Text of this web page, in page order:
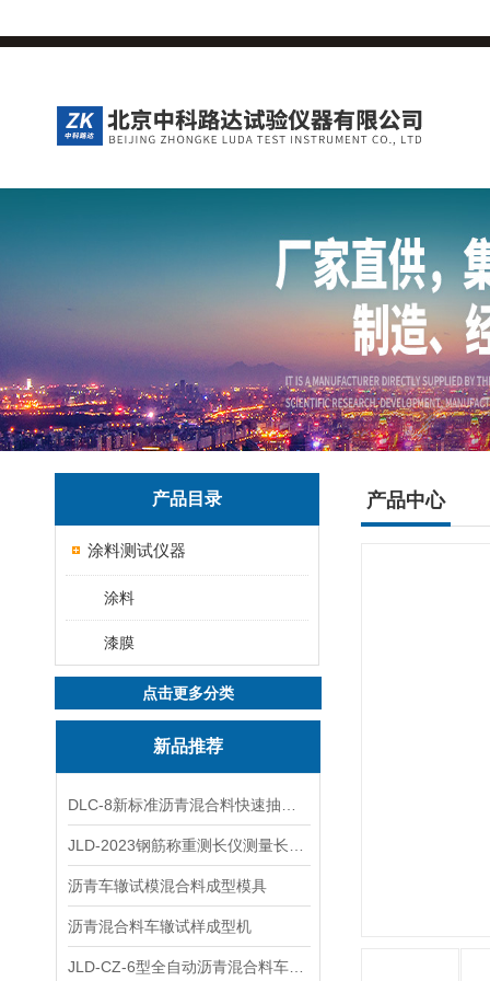
产品目录
涂料测试仪器
涂料
漆膜
点击更多分类
新品推荐
沥青车辙试模混合料成型模具
沥青混合料车辙试样成型机
产品中心